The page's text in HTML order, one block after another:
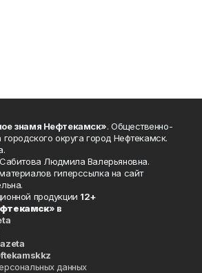
знамя Нефтекамск». Общественно-
городского округа город Нефтекамск.
Людмила Валерьяновна.
гиперссылка на сайт
продукции 12+
» в
данных